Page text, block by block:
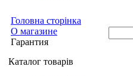
Головна сторінка
О магазине
Гарантия
Каталог товарів